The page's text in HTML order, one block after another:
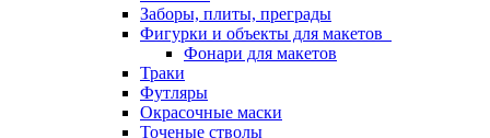
Заборы, плиты, преграды
Фигурки и объекты для макетов
Фонари для макетов
Траки
Футляры
Окрасочные маски
Точеные стволы